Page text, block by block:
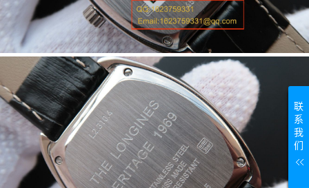
联
系
我
们